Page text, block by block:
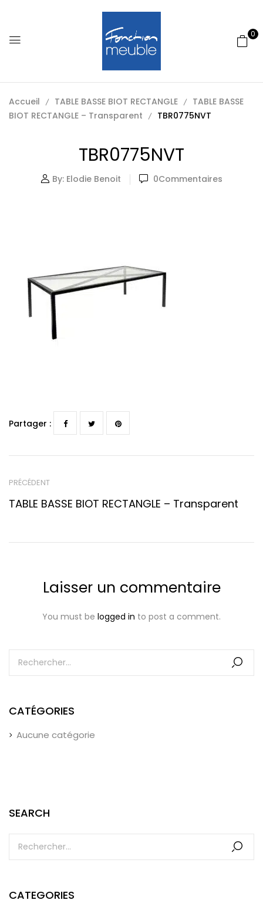
0
Accueil TABLE BASSE BIOT RECTANGLE
TABLE BASSE
BIOT RECTANGLE – Transparent
TBR0775NVT
TBR0775NVT
By: Elodie Benoit 0Commentaires
CATÉGORIES
Aucune catégorie
SEARCH
CATEGORIES
Partager :
PRÉCÉDENT
TABLE BASSE BIOT RECTANGLE – Transparent
Laisser un commentaire
You must be logged in to post a comment.